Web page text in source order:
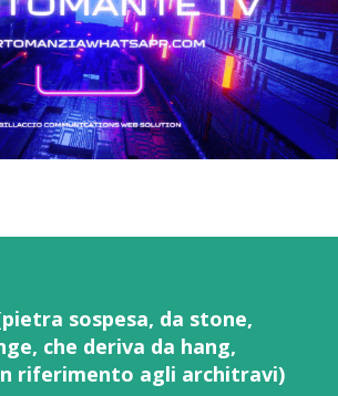
sospesa, da stone,
che deriva da hang,
riferimento agli architravi)